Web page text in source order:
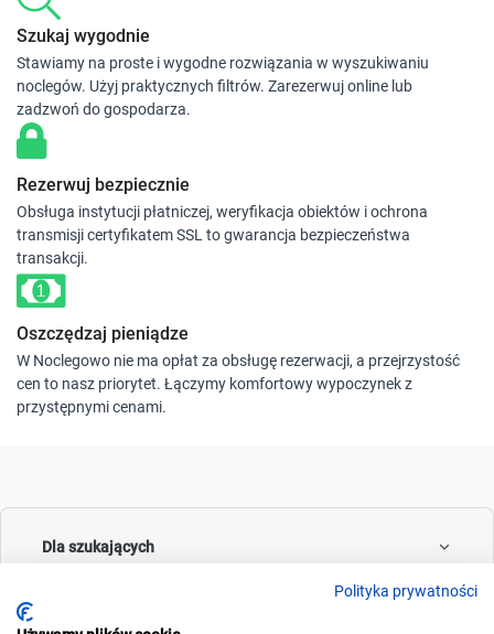
Szukaj wygodnie
Stawiamy na proste i wygodne rozwiązania w wyszukiwaniu
noclegów. Użyj praktycznych filtrów. Zarezerwuj online lub
zadzwoń do gospodarza.
Rezerwuj bezpiecznie
Obsługa instytucji płatniczej, weryfikacja obiektów i ochrona
transmisji certyfikatem SSL to gwarancja bezpieczeństwa
transakcji.
Oszczędzaj pieniądze
W Noclegowo nie ma opłat za obsługę rezerwacji, a przejrzystość
cen to nasz priorytet. Łączymy komfortowy wypoczynek z
przystępnymi cenami.
Dla szukających
Polityka prywatności